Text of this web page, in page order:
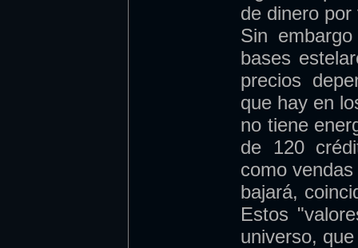
de dinero
Sin
bases
precios
que hay en
no tiene
de 120
como
bajará,
Estos
universo,